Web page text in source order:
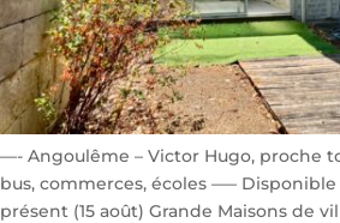
—- Angoulême – Victor Hugo, proche
bus, commerces, écoles —–
présent (15 août) Grande Maisons de